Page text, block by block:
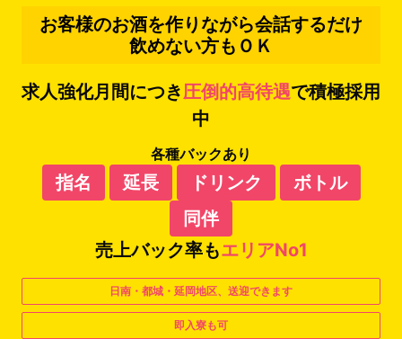
お客様のお酒を作りながら会話するだけ
飲めない方もＯＫ
求人強化月間につき圧倒的高待遇で積極採用
中
各種バックあり
指名 延長 ドリンク
ボトル
同伴
売上バック率もエリアNo1
日南・都城・延岡地区、送迎できます
即入寮も可